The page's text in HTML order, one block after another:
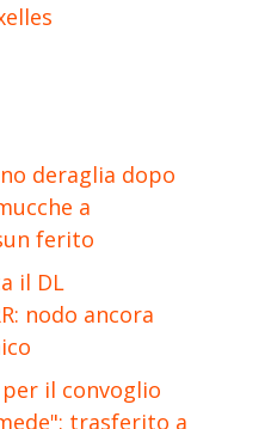
deraglia dopo
a
ferito
il DL
nodo ancora
il convoglio
trasferito a